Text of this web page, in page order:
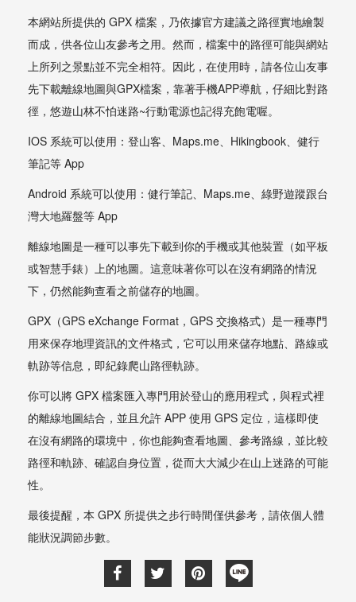
本網站所提供的 GPX 檔案，乃依據官方建議之路徑實地繪製
而成，供各位山友參考之用。然而，檔案中的路徑可能與網站
上所列之景點並不完全相符。因此，在使用時，請各位山友事
先下載離線地圖與GPX檔案，靠著手機APP導航，仔細比對路
徑，悠遊山林不怕迷路~行動電源也記得充飽電喔。
IOS 系統可以使用：登山客、Maps.me、Hikingbook、健行
筆記等 App
Android 系統可以使用：健行筆記、Maps.me、綠野遊蹤跟台
灣大地羅盤等 App
離線地圖是一種可以事先下載到你的手機或其他裝置（如平板
或智慧手錶）上的地圖。這意味著你可以在沒有網路的情況
下，仍然能夠查看之前儲存的地圖。
GPX（GPS eXchange Format，GPS 交換格式）是一種專門
用來保存地理資訊的文件格式，它可以用來儲存地點、路線或
軌跡等信息，即紀錄爬山路徑軌跡。
你可以將 GPX 檔案匯入專門用於登山的應用程式，與程式裡
的離線地圖結合，並且允許 APP 使用 GPS 定位，這樣即使
在沒有網路的環境中，你也能夠查看地圖、參考路線，並比較
路徑和軌跡、確認自身位置，從而大大減少在山上迷路的可能
性。
最後提醒，本 GPX 所提供之步行時間僅供參考，請依個人體
能狀況調節步數。